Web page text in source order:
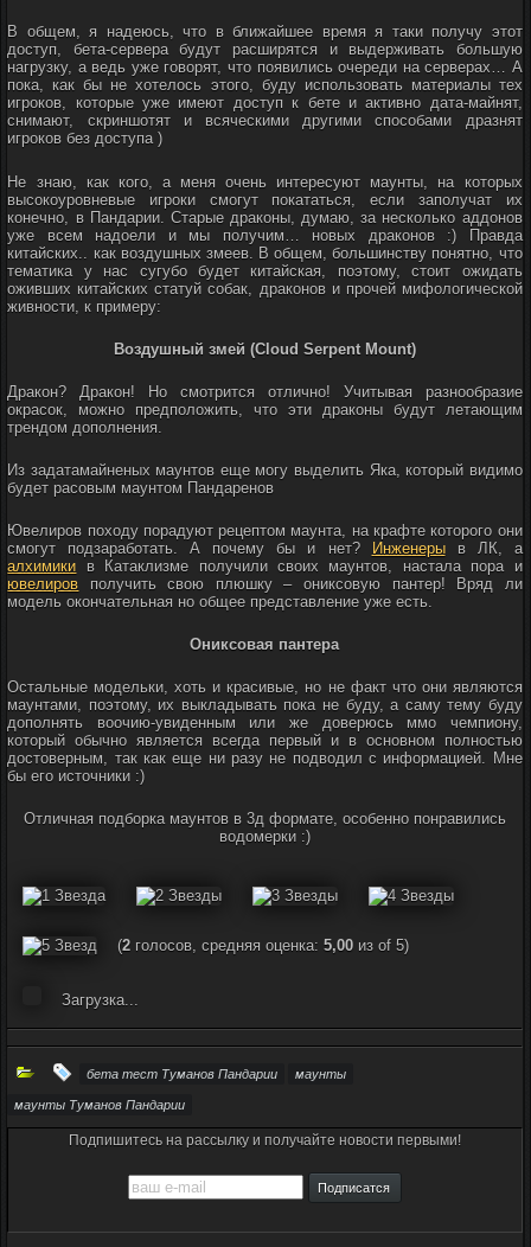
В общем, я надеюсь, что в ближайшее время я таки получу этот
доступ, бета-сервера будут расширятся и выдерживать большую
нагрузку, а ведь уже говорят, что появились очереди на серверах… А
пока, как бы не хотелось этого, буду использовать материалы тех
игроков, которые уже имеют доступ к бете и активно дата-майнят,
снимают, скриншотят и всяческими другими способами дразнят
игроков без доступа )
Не знаю, как кого, а меня очень интересуют маунты, на которых
высокоуровневые игроки смогут покататься, если заполучат их
конечно, в Пандарии. Старые драконы, думаю, за несколько аддонов
уже всем надоели и мы получим… новых драконов :) Правда
китайских.. как воздушных змеев. В общем, большинству понятно, что
тематика у нас сугубо будет китайская, поэтому, стоит ожидать
оживших китайских статуй собак, драконов и прочей мифологической
живности, к примеру:
Воздушный змей (Cloud Serpent Mount)
Дракон? Дракон! Но смотрится отлично! Учитывая разнообразие
окрасок, можно предположить, что эти драконы будут летающим
трендом дополнения.
Из задатамайненых маунтов еще могу выделить Яка, который видимо
будет расовым маунтом Пандаренов
Ювелиров походу порадуют рецептом маунта, на крафте которого они
смогут подзаработать. А почему бы и нет?
Инженерыв ЛК, а
алхимики в Катаклизме получили своих маунтов, настала пора и
ювелиров получить свою плюшку – ониксовую пантер! Вряд ли
модель окончательная но общее представление уже есть.
Ониксовая пантера
Остальные модельки, хоть и красивые, но не факт что они являются
маунтами, поэтому, их выкладывать пока не буду, а саму тему буду
дополнять воочию-увиденным или же доверюсь ммо чемпиону,
который обычно является всегда первый и в основном полностью
достоверным, так как еще ни разу не подводил с информацией. Мне
бы его источники :)
Отличная подборка маунтов в 3д формате, особенно понравились
водомерки :)
(2 голосов, средняя оценка:5,00 из of 5)
Загрузка...
бета тест Туманов Пандарии маунты
маунты Туманов Пандарии
Подпишитесь на рассылку и получайте новости первыми!